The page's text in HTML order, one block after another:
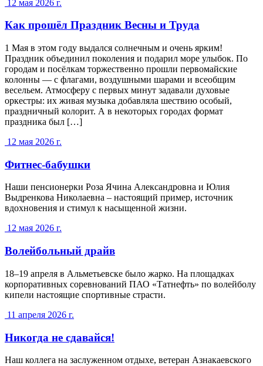
12 мая 2026 г.
Как прошёл Праздник Весны и Труда
1 Мая в этом году выдался солнечным и очень ярким!
Праздник объединил поколения и подарил море улыбок. По
городам и посёлкам торжественно прошли первомайские
колонны — с флагами, воздушными шарами и всеобщим
весельем. Атмосферу с первых минут задавали духовые
оркестры: их живая музыка добавляла шествию особый,
праздничный колорит. А в некоторых городах формат
праздника был […]
12 мая 2026 г.
Фитнес-бабушки
Наши пенсионерки Роза Ячина Александровна и Юлия
Выдренкова Николаевна – настоящий пример, источник
вдохновения и стимул к насыщенной жизни.
12 мая 2026 г.
Волейбольный драйв
18–19 апреля в Альметьевске было жарко. На площадках
корпоративных соревнований ПАО «Татнефть» по волейболу
кипели настоящие спортивные страсти.
11 апреля 2026 г.
Никогда не сдавайся!
Наш коллега на заслуженном отдыхе, ветеран Азнакаевского